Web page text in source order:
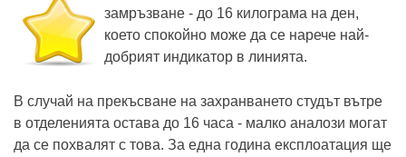
замръзване - до 16 килограма на ден,
което спокойно може да се нарече най-
добрият индикатор в линията.
В случай на прекъсване на захранването студът вътре
в отделенията остава до 16 часа - малко аналози могат
да се похвалят с това. За една година експлоатация ще